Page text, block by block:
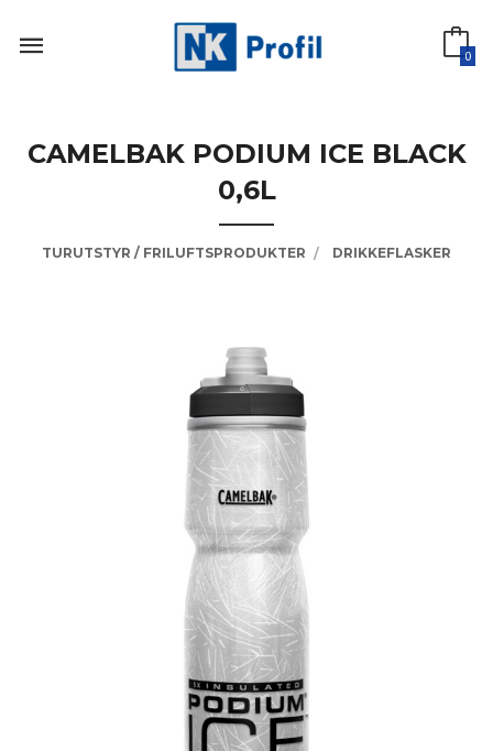
innholdet
0
CAMELBAK PODIUM ICE BLACK
0,6L
TURUTSTYR / FRILUFTSPRODUKTER DRIKKEFLASKER